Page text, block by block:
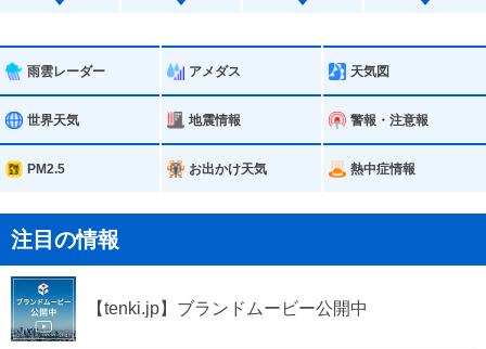
雨雲レーダー アメダス 天気図
世界天気 地震情報 警報・注意報
PM2.5 お出かけ天気 熱中症情報
注目の情報
【tenki.jp】ブランドムービー公開中